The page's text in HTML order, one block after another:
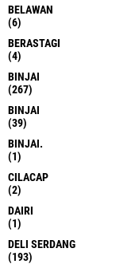
BELAWAN
(6)
BERASTAGI
(4)
BINJAI
(267)
BINJAI
(39)
BINJAI.
(1)
CILACAP
(2)
DAIRI
(1)
DELI SERDANG
(193)